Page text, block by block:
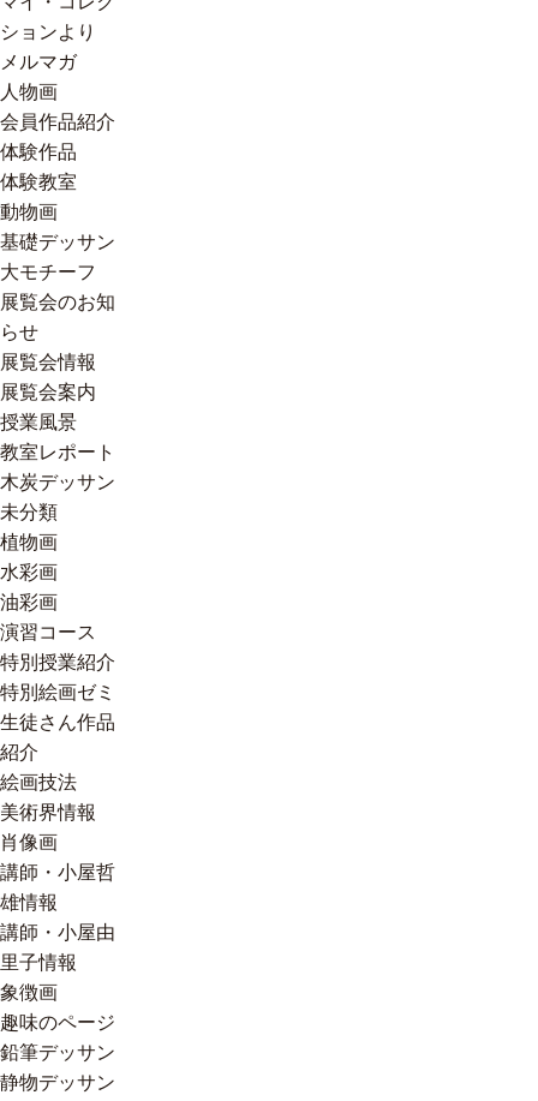
ションより
メルマガ
人物画
会員作品紹介
体験作品
体験教室
動物画
基礎デッサン
大モチーフ
展覧会のお知
らせ
展覧会情報
展覧会案内
授業風景
教室レポート
木炭デッサン
未分類
植物画
水彩画
油彩画
演習コース
特別授業紹介
特別絵画ゼミ
生徒さん作品
紹介
絵画技法
美術界情報
肖像画
講師・小屋哲
雄情報
講師・小屋由
里子情報
象徴画
趣味のページ
鉛筆デッサン
静物デッサン